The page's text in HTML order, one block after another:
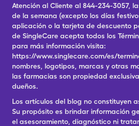
Atención al Cliente al 844-234-3057,
de la semana (excepto los días
aplicación o la tarjeta de descuento
de SingleCare acepta todos los
para más información visita:
https://www.singlecare.com/es/
nombres, logotipos, marcas y otras
las farmacias son propiedad
dueños.
Los artículos del blog no constituyen
Su propósito es brindar información
el asesoramiento, diagnóstico ni